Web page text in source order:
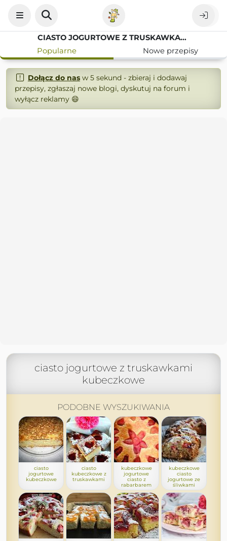
CIASTO JOGURTOWE Z TRUSKAWKAMI KUBECZKOWE
Popularne
Nowe przepisy
Dołącz do nasw 5 sekund - zbieraj i dodawaj
przepisy, zgłaszaj nowe blogi, dyskutuj na forum i
wyłącz reklamy 😄
ciasto jogurtowe z truskawkami
kubeczkowe
PODOBNE WYSZUKIWANIA
ciasto
jogurtowe
kubeczkowe
ciasto
kubeczkowe z
truskawkami
kubeczkowe
jogurtowe
ciasto z
rabarbarem
kubeczkowe
ciasto
jogurtowe ze
śliwkami